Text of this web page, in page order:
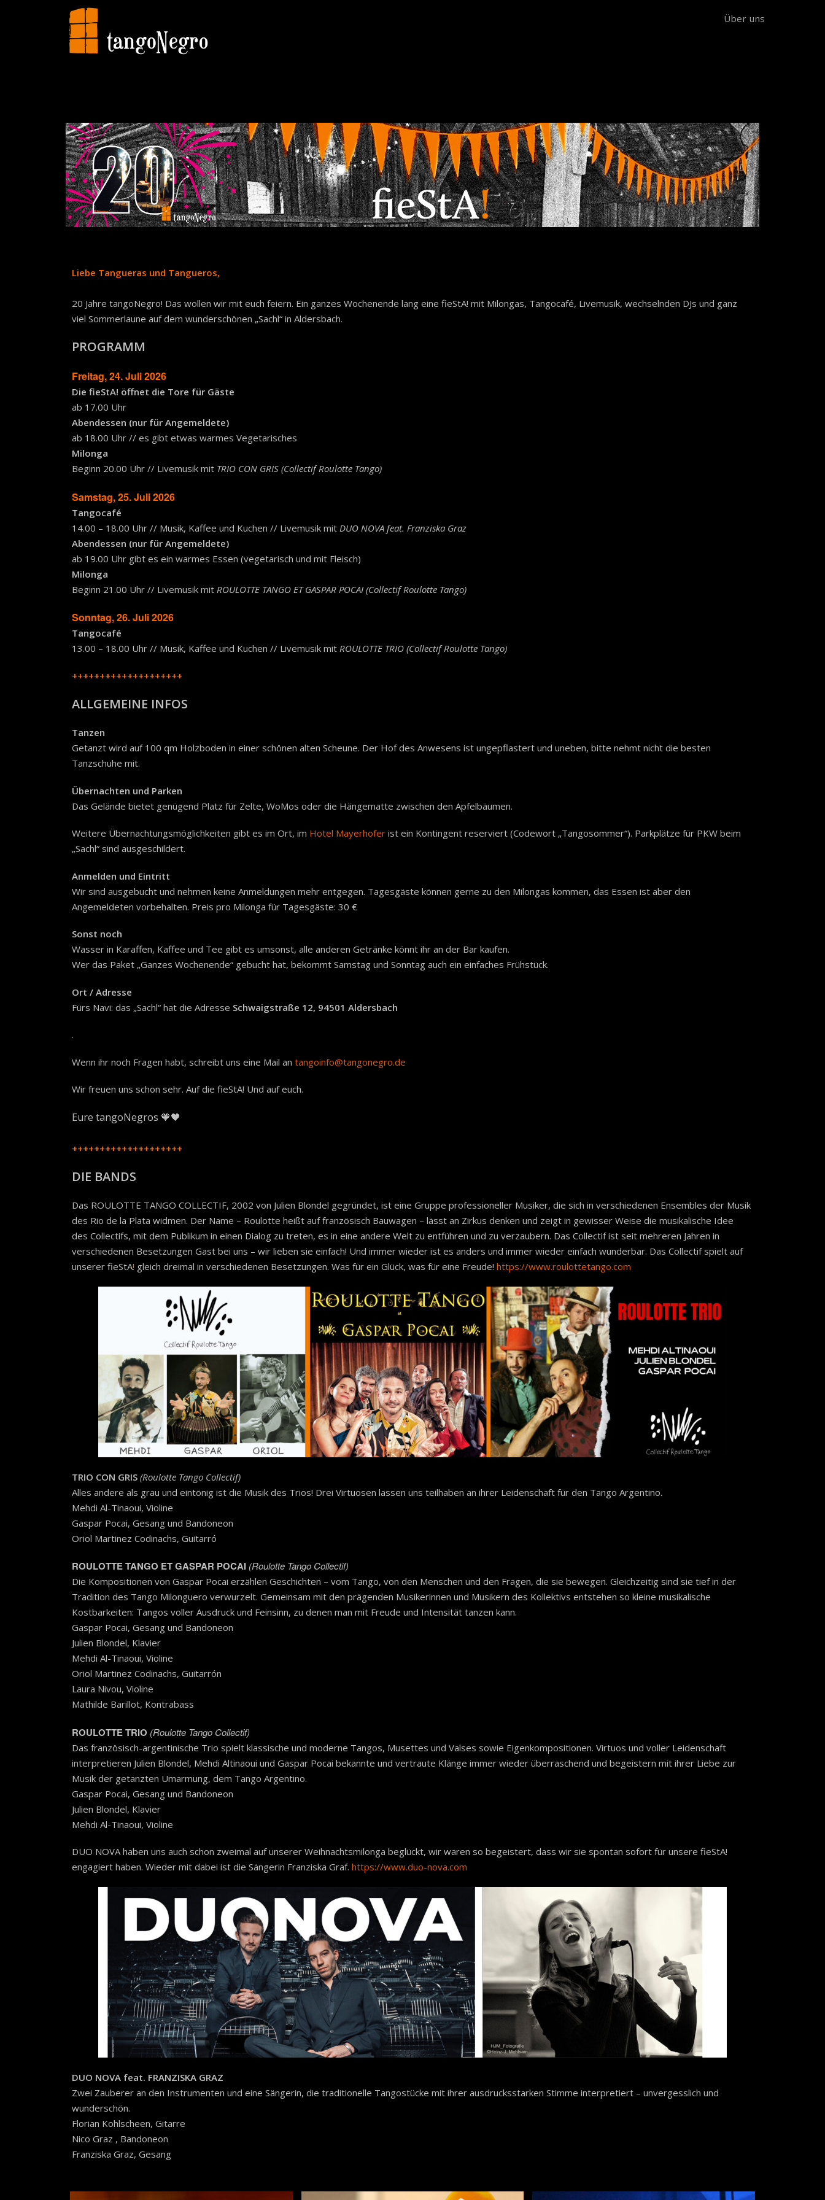
Über uns
Liebe Tangueras und Tangueros,
20 Jahre tangoNegro! Das wollen wir mit euch feiern. Ein ganzes Wochenende lang eine fieStA! mit Milongas, Tangocafé, Livemusik, wechselnden DJs und ganz
viel Sommerlaune auf dem wunderschönen „Sachl“ in Aldersbach.
PROGRAMM
Freitag, 24. Juli 2026
Die fieStA! öffnet die Tore für Gäste
ab 17.00 Uhr
Abendessen (nur für Angemeldete)
ab 18.00 Uhr // es gibt etwas warmes Vegetarisches
Milonga
Beginn 20.00 Uhr // Livemusik mit TRIO CON GRIS (Collectif Roulotte Tango)
Samstag, 25. Juli 2026
Tangocafé
14.00 – 18.00 Uhr // Musik, Kaffee und Kuchen // Livemusik mit DUO NOVA feat. Franziska Graz
Abendessen (nur für Angemeldete)
ab 19.00 Uhr gibt es ein warmes Essen (vegetarisch und mit Fleisch)
Milonga
Beginn 21.00 Uhr // Livemusik mit ROULOTTE TANGO ET GASPAR POCAI (Collectif Roulotte Tango)
Sonntag, 26. Juli 2026
Tangocafé
13.00 – 18.00 Uhr // Musik, Kaffee und Kuchen // Livemusik mit ROULOTTE TRIO (Collectif Roulotte Tango)
++++++++++++++++++++
ALLGEMEINE INFOS
Tanzen
Getanzt wird auf 100 qm Holzboden in einer schönen alten Scheune. Der Hof des Anwesens ist ungepflastert und uneben, bitte nehmt nicht die besten
Tanzschuhe mit.
Übernachten und Parken
Das Gelände bietet genügend Platz für Zelte, WoMos oder die Hängematte zwischen den Apfelbäumen.
Weitere Übernachtungsmöglichkeiten gibt es im Ort, im Hotel Mayerhofer ist ein Kontingent reserviert (Codewort „Tangosommer“). Parkplätze für PKW beim
„Sachl“ sind ausgeschildert.
Anmelden und Eintritt
Wir sind ausgebucht und nehmen keine Anmeldungen mehr entgegen. Tagesgäste können gerne zu den Milongas kommen, das Essen ist aber den
Angemeldeten vorbehalten. Preis pro Milonga für Tagesgäste: 30 €
Sonst noch
Wasser in Karaffen, Kaffee und Tee gibt es umsonst, alle anderen Getränke könnt ihr an der Bar kaufen.
Wer das Paket „Ganzes Wochenende“ gebucht hat, bekommt Samstag und Sonntag auch ein einfaches Frühstück.
Ort / Adresse
Fürs Navi: das „Sachl“ hat die Adresse Schwaigstraße 12, 94501 Aldersbach
.
Wenn ihr noch Fragen habt, schreibt uns eine Mail an tangoinfo@tangonegro.de
Wir freuen uns schon sehr. Auf die fieStA! Und auf euch.
Eure tangoNegros 🧡🖤
++++++++++++++++++++
DIE BANDS
Das ROULOTTE TANGO COLLECTIF, 2002 von Julien Blondel gegründet, ist eine Gruppe professioneller Musiker, die sich in verschiedenen Ensembles der Musik
des Rio de la Plata widmen. Der Name – Roulotte heißt auf französisch Bauwagen – lässt an Zirkus denken und zeigt in gewisser Weise die musikalische Idee
des Collectifs, mit dem Publikum in einen Dialog zu treten, es in eine andere Welt zu entführen und zu verzaubern. Das Collectif ist seit mehreren Jahren in
verschiedenen Besetzungen Gast bei uns – wir lieben sie einfach! Und immer wieder ist es anders und immer wieder einfach wunderbar. Das Collectif spielt auf
unserer fieStA! gleich dreimal in verschiedenen Besetzungen. Was für ein Glück, was für eine Freude! https://www.roulottetango.com
TRIO CON GRIS (Roulotte Tango Collectif)
Alles andere als grau und eintönig ist die Musik des Trios! Drei Virtuosen lassen uns teilhaben an ihrer Leidenschaft für den Tango Argentino.
Mehdi Al-Tinaoui, Violine
Gaspar Pocai, Gesang und Bandoneon
Oriol Martinez Codinachs, Guitarró
ROULOTTE TANGO ET GASPAR POCAI (Roulotte Tango Collectif)
Die Kompositionen von Gaspar Pocai erzählen Geschichten – vom Tango, von den Menschen und den Fragen, die sie bewegen. Gleichzeitig sind sie tief in der
Tradition des Tango Milonguero verwurzelt. Gemeinsam mit den prägenden Musikerinnen und Musikern des Kollektivs entstehen so kleine musikalische
Kostbarkeiten: Tangos voller Ausdruck und Feinsinn, zu denen man mit Freude und Intensität tanzen kann.
Gaspar Pocai, Gesang und Bandoneon
Julien Blondel, Klavier
Mehdi Al-Tinaoui, Violine
Oriol Martinez Codinachs, Guitarrón
Laura Nivou, Violine
Mathilde Barillot, Kontrabass
ROULOTTE TRIO (Roulotte Tango Collectif)
Das französisch-argentinische Trio spielt klassische und moderne Tangos, Musettes und Valses sowie Eigenkompositionen. Virtuos und voller Leidenschaft
interpretieren Julien Blondel, Mehdi Altinaoui und Gaspar Pocai bekannte und vertraute Klänge immer wieder überraschend und begeistern mit ihrer Liebe zur
Musik der getanzten Umarmung, dem Tango Argentino.
Gaspar Pocai, Gesang und Bandoneon
Julien Blondel, Klavier
Mehdi Al-Tinaoui, Violine
DUO NOVA haben uns auch schon zweimal auf unserer Weihnachtsmilonga beglückt, wir waren so begeistert, dass wir sie spontan sofort für unsere fieStA!
engagiert haben. Wieder mit dabei ist die Sängerin Franziska Graf. https://www.duo-nova.com
DUO NOVA feat. FRANZISKA GRAZ
Zwei Zauberer an den Instrumenten und eine Sängerin, die traditionelle Tangostücke mit ihrer ausdrucksstarken Stimme interpretiert – unvergesslich und
wunderschön.
Florian Kohlscheen, Gitarre
Nico Graz , Bandoneon
Franziska Graz, Gesang